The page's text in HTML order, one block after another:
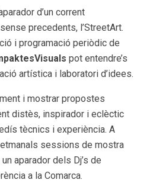
d’un corrent
precedents, l’StreetArt.
i programació periòdic de
pot entendre’s
artística i laboratori d’idees.
i mostrar propostes
distès, inspirador i eclèctic
tècnics i experiència. A
sessions de mostra
aparador dels Dj’s de
a la Comarca.